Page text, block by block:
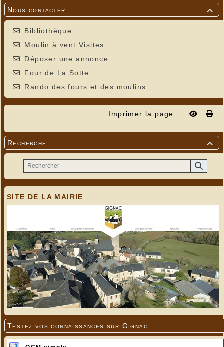

Nous contacter
Bibliothèque
Moulin à vent Visites
Déposer une annonce
Four de La Sotte
Rando des fours et des moulins
Imprimer la page...

Recherche
SITE DE LA MAIRIE
Testez vos connaissances sur Gignac